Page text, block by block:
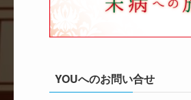
YOUへのお問い合せ